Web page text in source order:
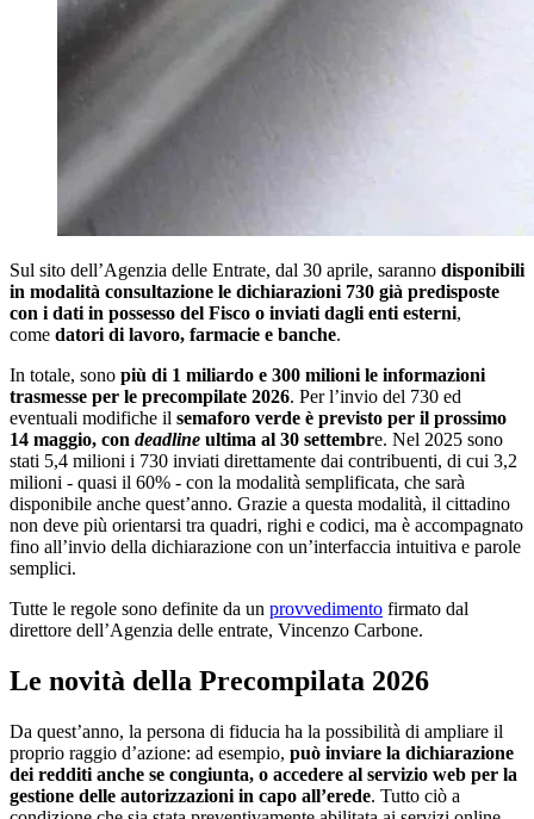
Sul sito dell’Agenzia delle Entrate, dal 30 aprile, saranno disponibili
in modalità consultazione le dichiarazioni 730 già predisposte
con i dati in possesso del Fisco o inviati dagli enti esterni,
come datori di lavoro, farmacie e banche.
In totale, sono più di 1 miliardo e 300 milioni le informazioni
trasmesse per le precompilate 2026. Per l’invio del 730 ed
eventuali modifiche il semaforo verde è previsto per il prossimo
14 maggio, con deadline ultima al 30 settembre. Nel 2025 sono
stati 5,4 milioni i 730 inviati direttamente dai contribuenti, di cui 3,2
milioni - quasi il 60% - con la modalità semplificata, che sarà
disponibile anche quest’anno. Grazie a questa modalità, il cittadino
non deve più orientarsi tra quadri, righi e codici, ma è accompagnato
fino all’invio della dichiarazione con un’interfaccia intuitiva e parole
semplici.
Tutte le regole sono definite da un provvedimento firmato dal
direttore dell’Agenzia delle entrate, Vincenzo Carbone.
Le novità della Precompilata 2026
Da quest’anno, la persona di fiducia ha la possibilità di ampliare il
proprio raggio d’azione: ad esempio, può inviare la dichiarazione
dei redditi anche se congiunta, o accedere al servizio web per la
gestione delle autorizzazioni in capo all’erede. Tutto ciò a